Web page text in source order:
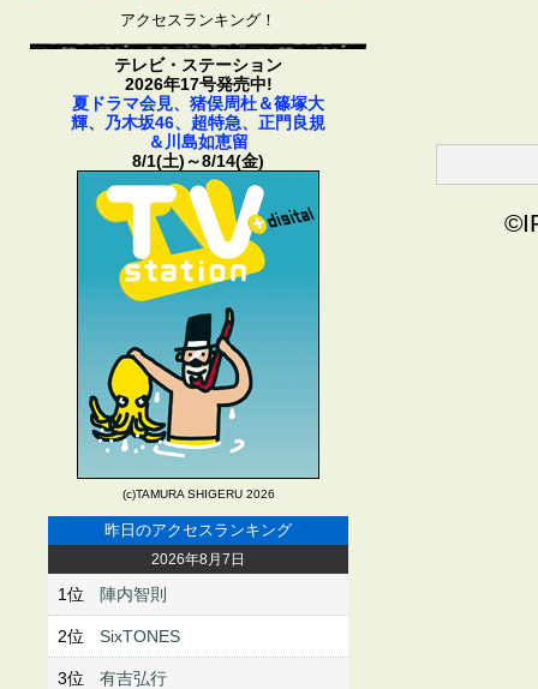
アクセスランキング！
テレビ・ステーション
2026年17号発売中!
夏ドラマ会見、猪俣周杜＆篠塚大
輝、乃木坂46、超特急、正門良規
＆川島如恵留
8/1(土)～8/14(金)
(c)TAMURA SHIGERU 2026
昨日のアクセスランキング
2026年8月7日
1位 陣内智則
2位 SixTONES
3位 有吉弘行